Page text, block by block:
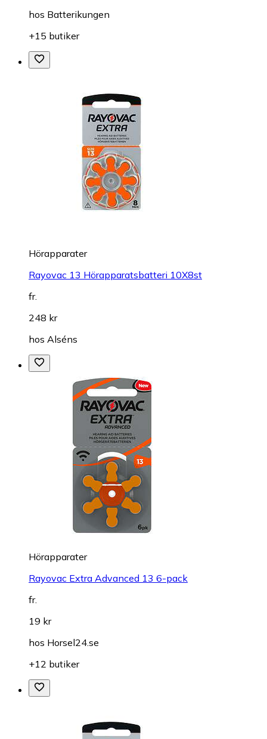
hos Batterikungen
+15 butiker
Hörapparater
Rayovac 13 Hörapparatsbatteri 10X8st
fr.
248 kr
hos Alséns
Hörapparater
Rayovac Extra Advanced 13 6-pack
fr.
19 kr
hos Horsel24.se
+12 butiker